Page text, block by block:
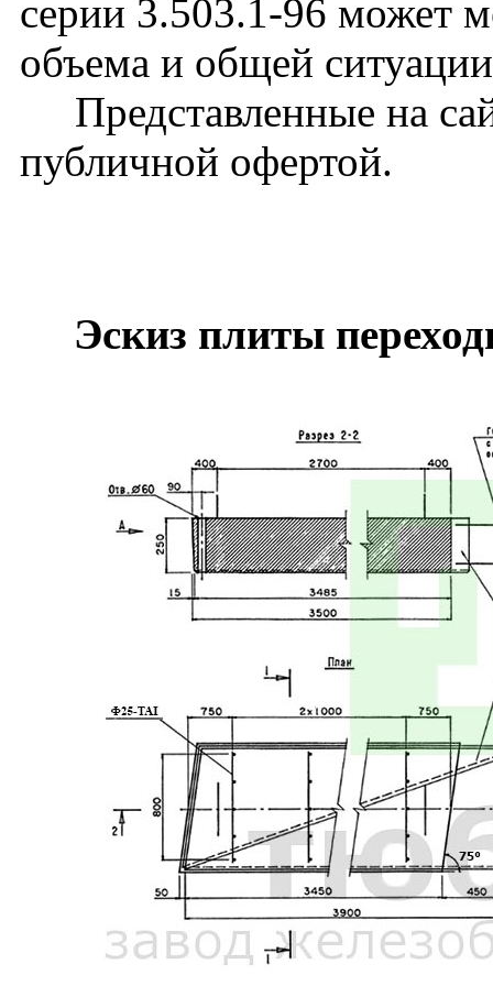
серии 3.503.1-96 может
объема и общей
Представленные на
публичной офертой.
Эскиз плиты